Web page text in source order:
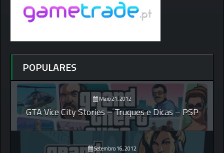
POPULARES
Maio 21, 2012
GTA Vice City Stories – Truques e Dicas – PSP
Setembro 16, 2012